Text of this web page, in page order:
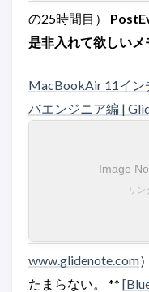
の25時間目）
是非入れて欲しい
MacBookAir 11イン
バエンジニア編 |
www.glidenote.com
たまらない。 **